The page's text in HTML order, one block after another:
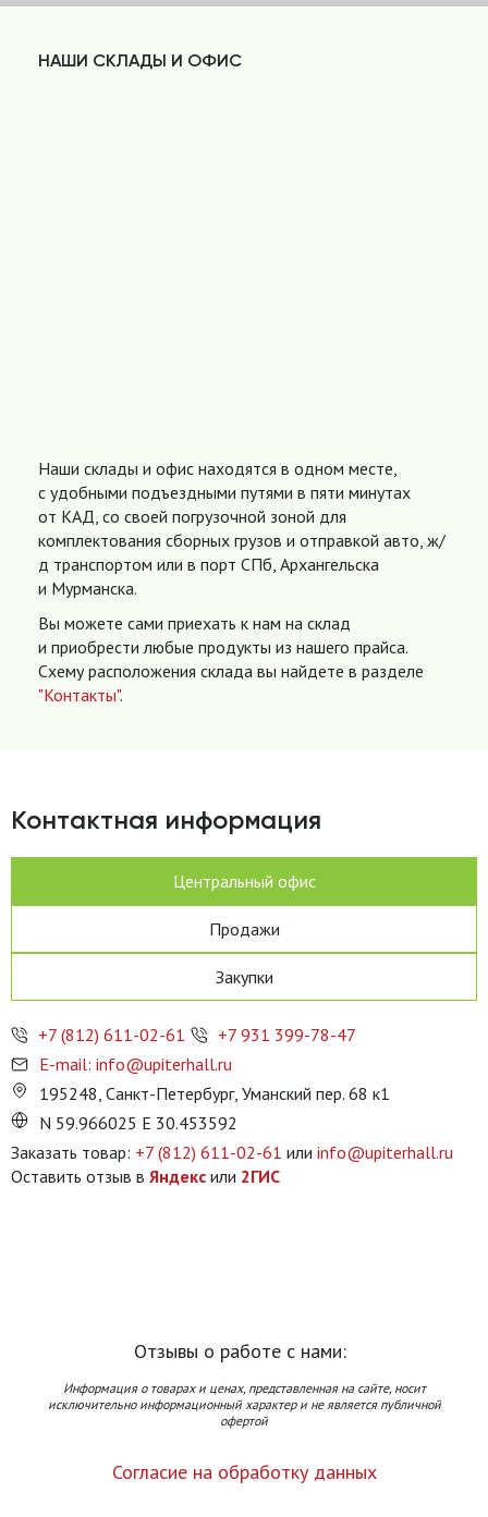
НАШИ СКЛАДЫ И ОФИС
Наши склады и офис находятся в одном месте,
с удобными подъездными путями в пяти минутах
от КАД, со своей погрузочной зоной для
комплектования сборных грузов и отправкой авто, ж/
д транспортом или в порт СПб, Архангельска
и Мурманска.
Вы можете сами приехать к нам на склад
и приобрести любые продукты из нашего прайса.
Схему расположения склада вы найдете в разделе
"Контакты".
Контактная информация
Центральный офис
Продажи
Закупки
+7 (812) 611-02-61
+7 931 399-78-47
E-mail: info@upiterhall.ru
195248, Санкт-Петербург, Уманский пер. 68 к1
N 59.966025 E 30.453592
Заказать товар: +7 (812) 611-02-61 или info@upiterhall.ru
Оставить отзыв в Яндекс или 2ГИС
Отзывы о работе с нами:
Информация о товарах и ценах, представленная на сайте, носит
исключительно информационный характер и не является публичной
офертой
Согласие на обработку данных